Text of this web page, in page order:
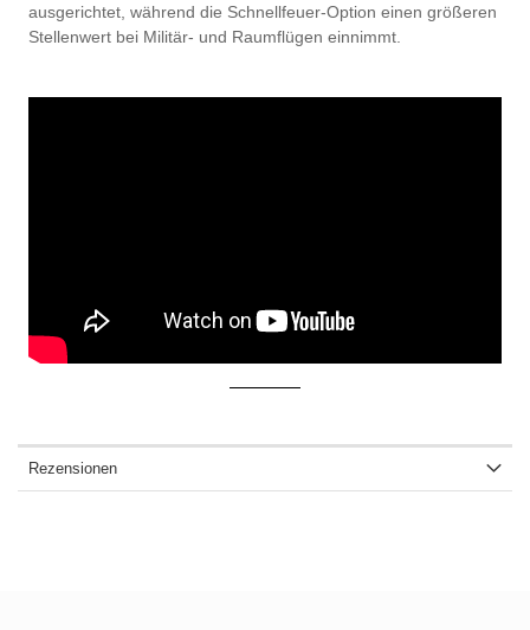
ausgerichtet, während die Schnellfeuer-Option einen größeren
Stellenwert bei Militär- und Raumflügen einnimmt.
Rezensionen